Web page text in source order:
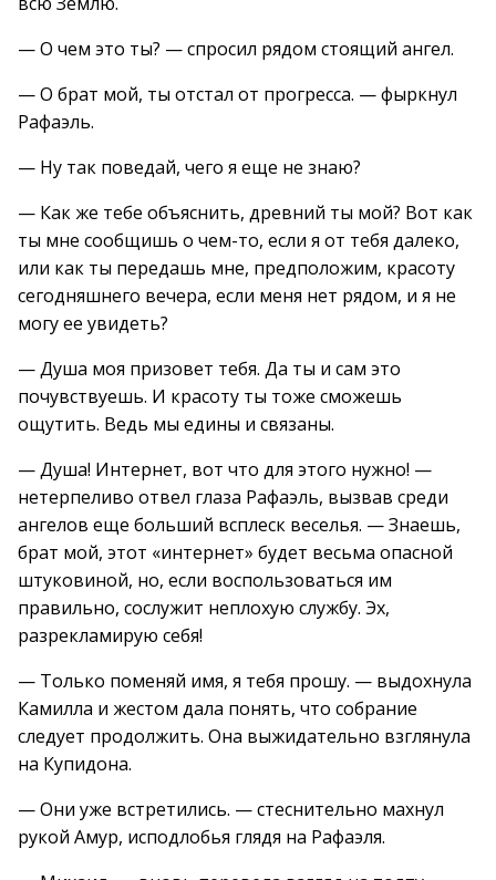
— О чем это ты? — спросил рядом стоящий ангел.
— О брат мой, ты отстал от прогресса. — фыркнул
Рафаэль.
— Ну так поведай, чего я еще не знаю?
— Как же тебе объяснить, древний ты мой? Вот как
ты мне сообщишь о чем-то, если я от тебя далеко,
или как ты передашь мне, предположим, красоту
сегодняшнего вечера, если меня нет рядом, и я не
могу ее увидеть?
— Душа моя призовет тебя. Да ты и сам это
почувствуешь. И красоту ты тоже сможешь
ощутить. Ведь мы едины и связаны.
— Душа! Интернет, вот что для этого нужно! —
нетерпеливо отвел глаза Рафаэль, вызвав среди
ангелов еще больший всплеск веселья. — Знаешь,
брат мой, этот «интернет» будет весьма опасной
штуковиной, но, если воспользоваться им
правильно, сослужит неплохую службу. Эх,
разрекламирую себя!
— Только поменяй имя, я тебя прошу. — выдохнула
Камилла и жестом дала понять, что собрание
следует продолжить. Она выжидательно взглянула
на Купидона.
— Они уже встретились. — стеснительно махнул
рукой Амур, исподлобья глядя на Рафаэля.